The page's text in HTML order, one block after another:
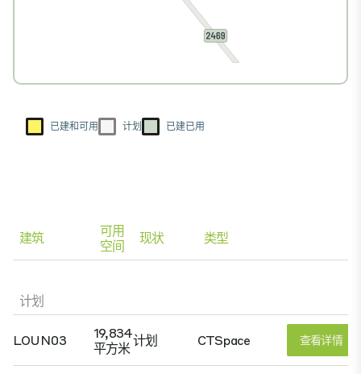
已建和可用 计划 已建已用
建筑
可用
空间
现状 类型
计划
LOUN03
19,834
平方米计划 CTSpace 查看详情